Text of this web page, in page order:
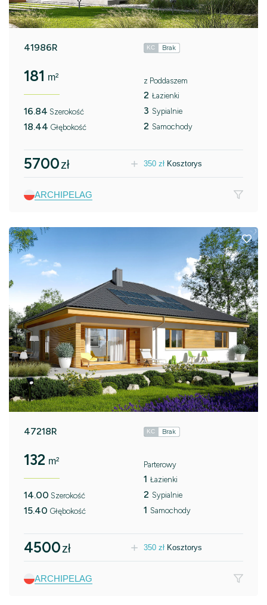
41986R KC Brak
181 m²
16.84 Szerokość
18.44 Głębokość
z Poddaszem
2 Łazienki
3 Sypialnie
2 Samochody
5700zł 350 zł Kosztorys
ARCHIPELAG
47218R KC Brak
132 m²
14.00 Szerokość
15.40 Głębokość
Parterowy
1 Łazienki
2 Sypialnie
1 Samochody
4500zł 350 zł Kosztorys
ARCHIPELAG